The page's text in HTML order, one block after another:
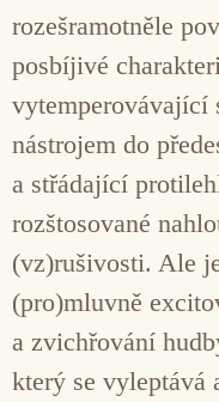
rozešramotněle
posbíjivé
vytemperovávající
nástrojem do
a střádající
rozštosované
(vz)rušivosti. Ale
(pro)mluvně
a zvichřování
který se vyleptává